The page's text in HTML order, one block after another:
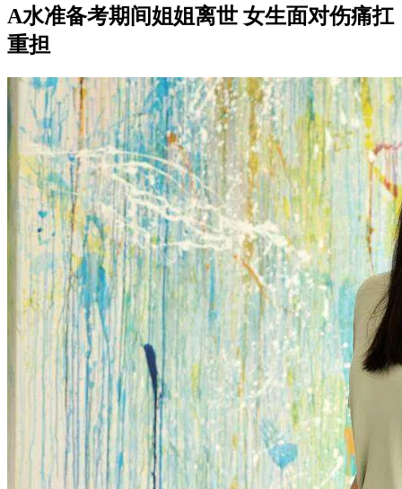
A水准备考期间姐姐离世 女生面对伤痛扛
重担